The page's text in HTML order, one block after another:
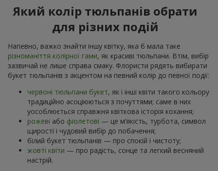
Який колір тюльпанів обрати
для різних подій
Напевно, важко знайти іншу квітку, яка б мала таке
різноманіття колірної гами, як красиві тюльпани. Втім, вибір
зазвичай не лише справа смаку. Флористи рядять вибирати
букет тюльпанів з акцентом на певний колір до певної події:
червоні тюльпани букет, як і інші квіти такого кольору
традиційно асоціюються з почуттями; саме в них
уособлюється справжня квіткова історія кохання;
рожеві або фіолетові — це м’якість, турбота, символ
щирості і чудовий вибір до побачення;
білий букет тюльпанів — про спокій і чистоту;
жовті квіти — про радість, сонце та легкий весняний
настрій.